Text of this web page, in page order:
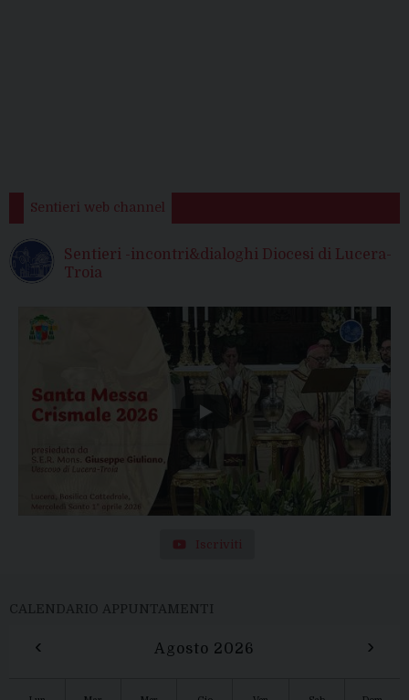
Sentieri web channel
Sentieri -incontri&dialoghi Diocesi di Lucera-
Troia
Iscriviti
CALENDARIO APPUNTAMENTI
‹ Agosto 2026 ›